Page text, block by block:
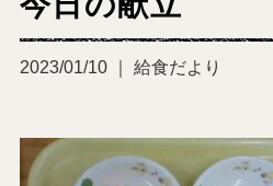
2023/01/10 ｜ 給食だより